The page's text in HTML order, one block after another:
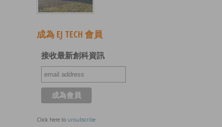
成為 EJ TECH 會員
接收最新創科資訊
Click here to unsubscribe